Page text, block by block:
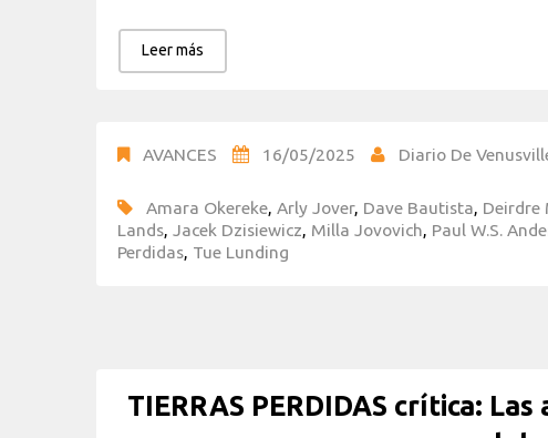
Leer más
AVANCES 16/05/2025 Diario De
Amara Okereke Arly Jover, Dave Bautista Deirdre
Lands
Jacek Dzisiewicz Milla Jovovich Paul W.S.
Perdidas Tue Lunding
TIERRAS PERDIDAS crítica: